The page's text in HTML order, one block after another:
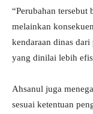
“Perubahan tersebut
melainkan
kendaraan dinas
yang dinilai lebih
Ahsanul juga
sesuai ketentuan